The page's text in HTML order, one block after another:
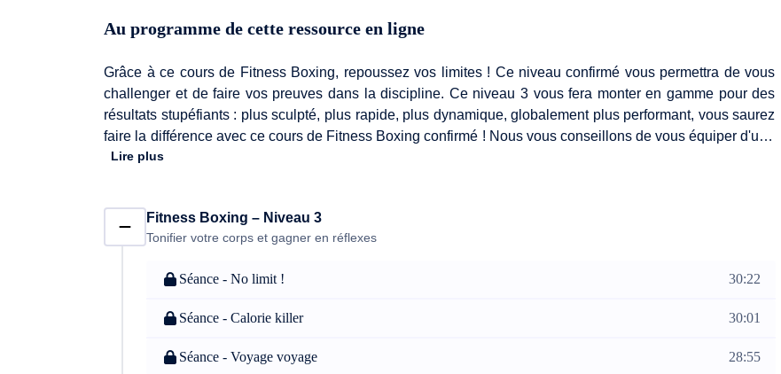
Au programme de cette ressource en ligne
Grâce à ce cours de Fitness Boxing, repoussez vos limites ! Ce niveau confirmé vous permettra de vous
challenger et de faire vos preuves dans la discipline. Ce niveau 3 vous fera monter en gamme pour des
résultats stupéfiants : plus sculpté, plus rapide, plus dynamique, globalement plus performant, vous saurez
faire la différence avec ce cours de Fitness Boxing confirmé ! Nous vous conseillons de vous équiper d'une
tenue adaptée, d'une serviette ainsi que d'une bouteille d'eau afin de vous hydrater régulièrement.
Lire plus
Fitness Boxing – Niveau 3
Tonifier votre corps et gagner en réflexes
Séance - No limit ! 30:22
Séance - Calorie killer 30:01
Séance - Voyage voyage 28:55